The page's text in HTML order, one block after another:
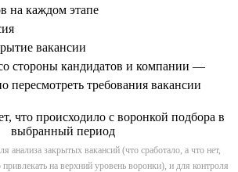
на каждом этапе
вакансии
стороны кандидатов и компании —
пересмотреть требования вакансии
анализа закрытых вакансий (что сработало, а что нет,
на верхний уровень воронки), и для контроля